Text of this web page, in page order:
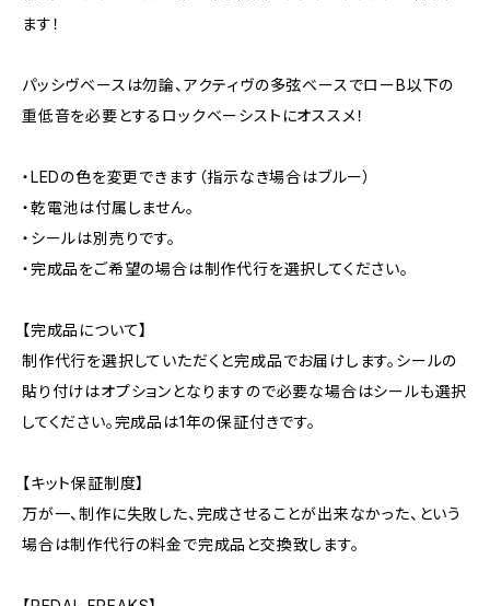
ます！
パッシヴベースは勿論、アクティヴの多弦ベースでローB以下の
重低音を必要とするロックベーシストにオススメ！
・LEDの色を変更できます（指示なき場合はブルー）
・乾電池は付属しません。
・シールは別売りです。
・完成品をご希望の場合は制作代行を選択してください。
【完成品について】
制作代行を選択していただくと完成品でお届けします。シールの
貼り付けはオプションとなりますので必要な場合はシールも選択
してください。完成品は1年の保証付きです。
【キット保証制度】
万が一、制作に失敗した、完成させることが出来なかった、という
場合は制作代行の料金で完成品と交換致します。